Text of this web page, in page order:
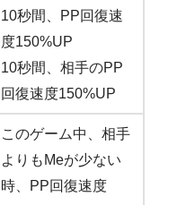
10秒間、PP回復速
度150%UP
10秒間、相手のPP
回復速度150%UP
このゲーム中、相手
よりもMeが少ない
時、PP回復速度